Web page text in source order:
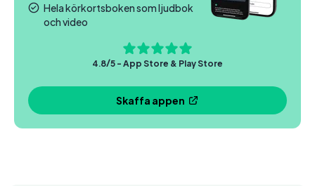
Hela körkortsboken som ljudbok
och video
4.8/5 - App Store & Play Store
Skaffa appen